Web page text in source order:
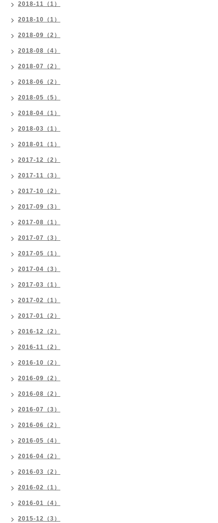
2018-11（1）
2018-10（1）
2018-09（2）
2018-08（4）
2018-07（2）
2018-06（2）
2018-05（5）
2018-04（1）
2018-03（1）
2018-01（1）
2017-12（2）
2017-11（3）
2017-10（2）
2017-09（3）
2017-08（1）
2017-07（3）
2017-05（1）
2017-04（3）
2017-03（1）
2017-02（1）
2017-01（2）
2016-12（2）
2016-11（2）
2016-10（2）
2016-09（2）
2016-08（2）
2016-07（3）
2016-06（2）
2016-05（4）
2016-04（2）
2016-03（2）
2016-02（1）
2016-01（4）
2015-12（3）